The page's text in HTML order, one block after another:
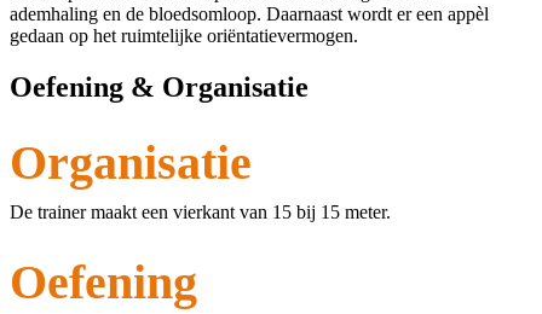
ademhaling en de bloedsomloop. Daarnaast wordt er een appèl
gedaan op het ruimtelijke oriëntatievermogen.
Oefening & Organisatie
Organisatie
De trainer maakt een vierkant van 15 bij 15 meter.
Oefening